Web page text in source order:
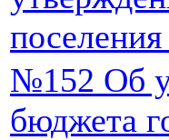
№152 Об
бюджета